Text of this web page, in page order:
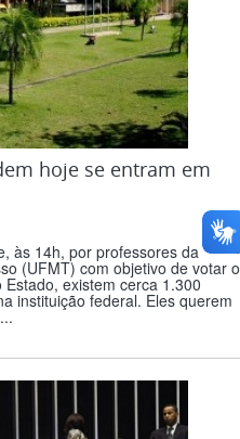
hoje se entram em
às 14h, por professores da
(UFMT) com objetivo de votar o
existem cerca 1.300
instituição federal. Eles querem